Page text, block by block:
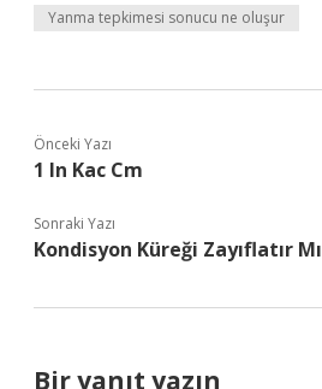
Yanma tepkimesi sonucu ne oluşur
Önceki Yazı
1 In Kac Cm
Sonraki Yazı
Kondisyon Küreği Zayıflatır Mı
Bir yanıt yazın